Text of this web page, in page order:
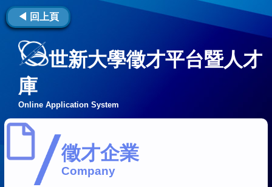
◀ 回上頁
世新大學徵才平台暨人才
庫
Online Application System
徵才企業
Company